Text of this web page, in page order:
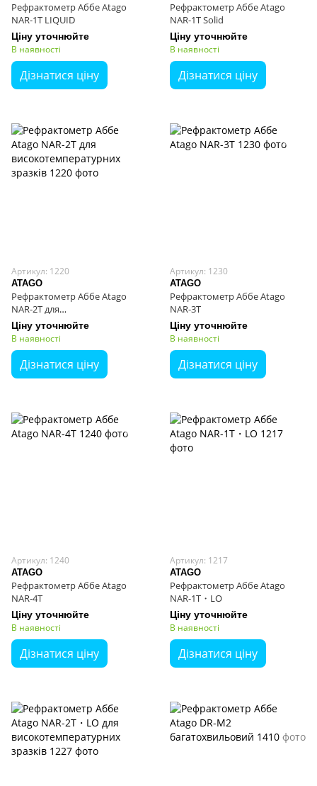
Рефрактометр Аббе Atago
NAR-1T LIQUID
Ціну уточнюйте
В наявності
Дізнатися ціну
Рефрактометр Аббе Atago
NAR-1T Solid
Ціну уточнюйте
В наявності
Дізнатися ціну
Артикул: 1220
ATAGO
Рефрактометр Аббе Atago
NAR-2T для
високотемпературних зразків
Ціну уточнюйте
В наявності
Дізнатися ціну
Артикул: 1230
ATAGO
Рефрактометр Аббе Atago
NAR-3T
Ціну уточнюйте
В наявності
Дізнатися ціну
Артикул: 1240
ATAGO
Рефрактометр Аббе Atago
NAR-4T
Ціну уточнюйте
В наявності
Дізнатися ціну
Артикул: 1217
ATAGO
Рефрактометр Аббе Atago
NAR-1T・LO
Ціну уточнюйте
В наявності
Дізнатися ціну